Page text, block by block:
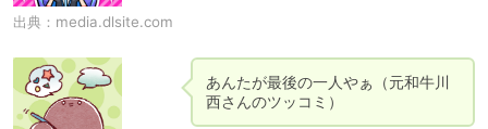
出典： media.dlsite.com
あんたが最後の一人やぁ（元和牛川